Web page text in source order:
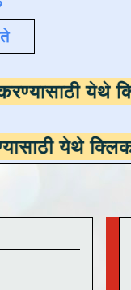
,डाउनलोड
करा.